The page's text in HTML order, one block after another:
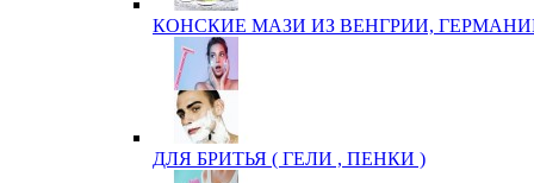
КОНСКИЕ МАЗИ ИЗ ВЕНГРИИ,
ДЛЯ БРИТЬЯ ( ГЕЛИ , ПЕНКИ )